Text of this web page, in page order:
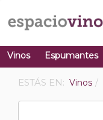
Vinos Espumantes
ESTÁS EN: Vinos